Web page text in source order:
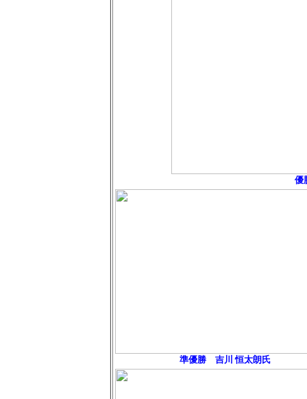
優
準優勝 吉川 恒太朗氏